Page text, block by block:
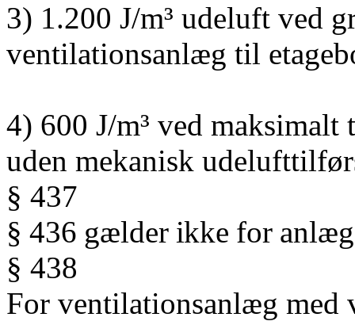
3) 1.200 J/m³ udeluft ved
ventilationsanlæg til
4) 600 J/m³ ved
uden mekanisk
§ 437
§ 436 gælder ikke for anlæg
§ 438
For ventilationsanlæg med